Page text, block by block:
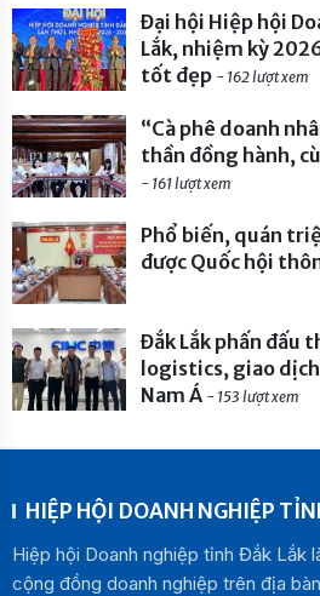
2026- 227 lượt xem
Đại hội Hiệp hội
Lắk, nhiệm kỳ
tốt đẹp - 162 lượt xem
“Cà phê doanh
thần đồng hành,
- 161 lượt xem
Phổ biến, quán
được Quốc hội
Đắk Lắk phấn đấu
logistics, giao
Nam Á - 153 lượt xem
HIỆP HỘI DOANH NGHIỆP
Hiệp hội Doanh nghiệp tỉnh Đắk Lắk
cộng đồng doanh nghiệp trên địa